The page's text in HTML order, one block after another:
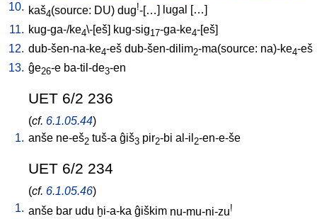
10. kaš4(source: DU) dug!-[… lugal …
11. kug-ga-/ke4\-[eš] kug-sig17-ga-ke4-[eš]
12. dub-šen-na-ke4-eš dub-šen-dilim2-ma(source: na)-ke4-eš
13. ĝe26-e ba-til-de3-en
UET 6/2 236
(cf. 6.1.05.44)
1. anše ne-eš2 tuš-a ĝiš3 pir2-bi al-il 2-en-e-še
UET 6/2 234
(cf. 6.1.05.46)
1. anše bar udu ḫi-a-ka ĝiškim nu-mu-ni-zu!